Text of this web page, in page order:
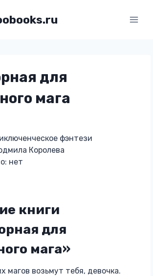
для
мага
фэнтези
Королева
нет
книги
для
мага»
магов возьмут тебя, девочка.